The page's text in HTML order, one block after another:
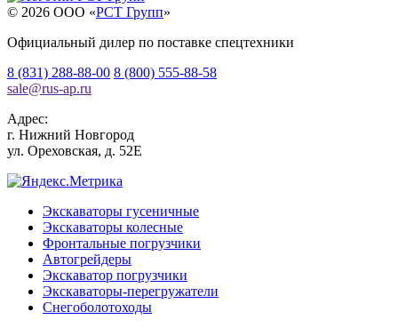
© 2026 OOO «РСТ Групп»
Официальный дилер по поставке спецтехники
8 (831) 288-88-00 8 (800) 555-88-58
sale@rus-ap.ru
Адрес:
г. Нижний Новгород
ул. Ореховская, д. 52Е
Экскаваторы гусеничные
Экскаваторы колесные
Фронтальные погрузчики
Автогрейдеры
Экскаватор погрузчики
Экскаваторы-перегружатели
Снегоболотоходы